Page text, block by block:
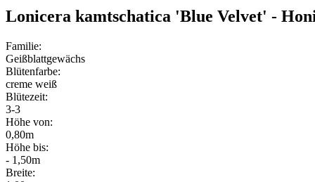
Lonicera kamtschatica 'Blue Velvet' -
Familie:
Geißblattgewächs
Blütenfarbe:
creme weiß
Blütezeit:
3-3
Höhe von:
0,80m
Höhe bis:
- 1,50m
Breite: